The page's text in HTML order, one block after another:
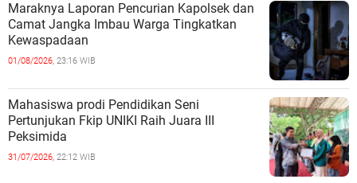
Maraknya Laporan Pencurian Kapolsek dan
Camat Jangka Imbau Warga Tingkatkan
Kewaspadaan
01/08/2026, 23:16 WIB
Mahasiswa prodi Pendidikan Seni
Pertunjukan Fkip UNIKI Raih Juara III
Peksimida
31/07/2026, 22:12 WIB